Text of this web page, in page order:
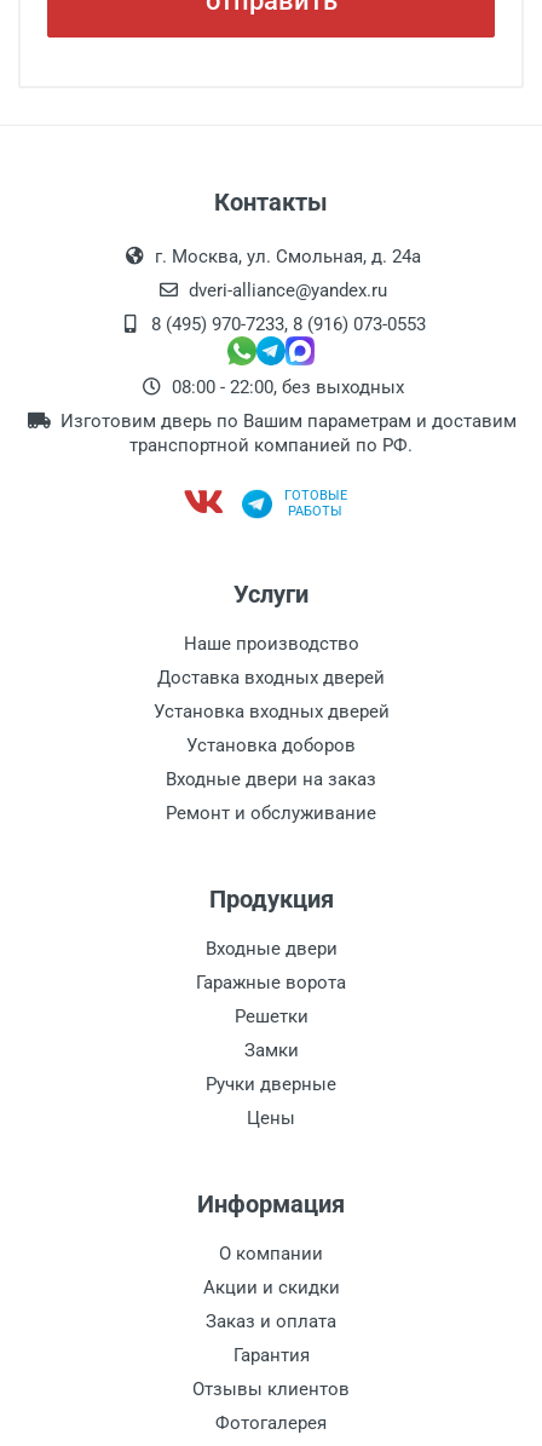
Контакты
г. Москва, ул. Смольная, д. 24а
dveri-alliance@yandex.ru
8 (495) 970-7233, 8 (916) 073-0553
08:00 - 22:00, без выходных
Изготовим дверь по Вашим параметрам и доставим
транспортной компанией по РФ.
ГОТОВЫЕ
РАБОТЫ
Услуги
Наше производство
Доставка входных дверей
Установка входных дверей
Установка доборов
Входные двери на заказ
Ремонт и обслуживание
Продукция
Входные двери
Гаражные ворота
Решетки
Замки
Ручки дверные
Цены
Информация
О компании
Акции и скидки
Заказ и оплата
Гарантия
Отзывы клиентов
Фотогалерея